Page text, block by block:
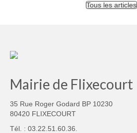
Tous les articles
Mairie de Flixecourt
35 Rue Roger Godard BP 10230
80420 FLIXECOURT
Tél. : 03.22.51.60.36.